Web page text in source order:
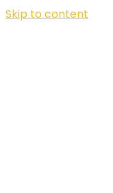
Skip to content